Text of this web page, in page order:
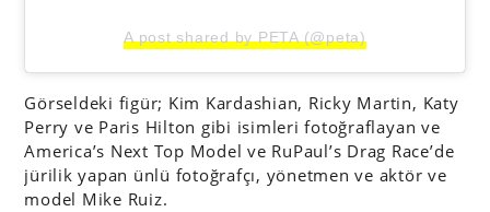
A post shared by PETA (@peta)
Görseldeki figür; Kim Kardashian, Ricky Martin, Katy
Perry ve Paris Hilton gibi isimleri fotoğraflayan ve
America’s Next Top Model ve RuPaul’s Drag Race’de
jürilik yapan ünlü fotoğrafçı, yönetmen ve aktör ve
model Mike Ruiz.